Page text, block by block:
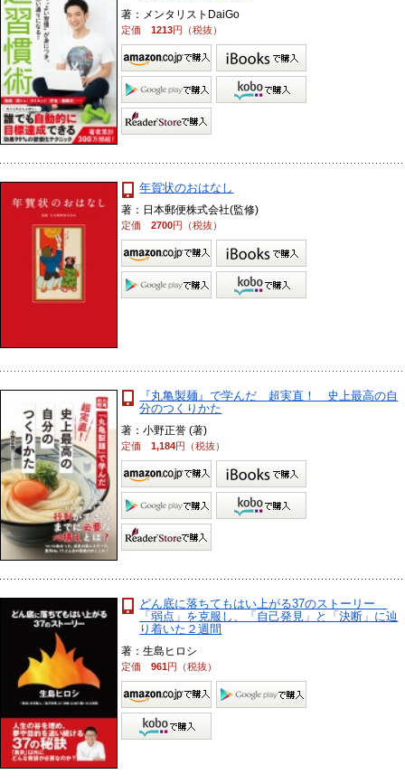
著：メンタリストDaiGo
定価1213円（税抜）
年賀状のおはなし
著：日本郵便株式会社(監修)
定価2700円（税抜）
『丸亀製麺』で学んだ 超実直！ 史上最高の自
分のつくりかた
著：小野正誉 (著)
定価1,184円（税抜）
どん底に落ちてもはい上がる37のストーリー
「弱点」を克服し、「自己発見」と「決断」に辿
り着いた２週間
著：生島ヒロシ
定価961円（税抜）